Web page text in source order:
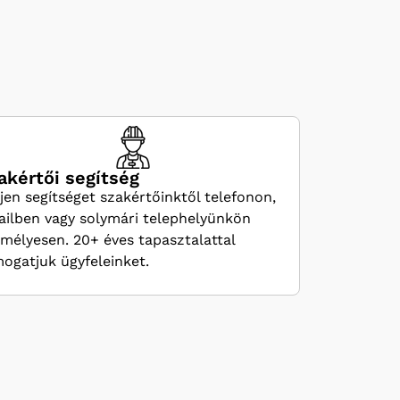
segítség
segítséget szakértőinktől telefonon,
vagy solymári telephelyünkön
20+ éves tapasztalattal
ügyfeleinket.